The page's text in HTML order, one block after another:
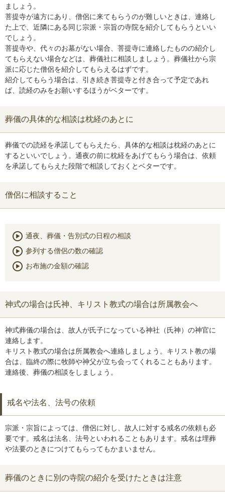
ましょう。
菩提寺が遠方にあり、僧侶に来てもらうのが難しいときは、連絡し
た上で、近隣にある同じ宗派・宗旨の寺院を紹介してもらうといい
でしょう。
菩提寺や、代々のお墓がない場合、菩提寺に連絡したものの紹介し
てもらえない場合などは、葬儀社に相談しましょう。葬儀社から宗
派に応じた僧侶を紹介してもらえるはずです。
紹介してもらう場合は、引き続き菩提寺と付き合って予定であれ
ば、読経のみをお願いするほうがベターです。
葬儀の具体的な相談は枕経のあとに
葬儀での読経を承諾してもらえたら、具体的な相談は枕経のあとに
するといいでしょう。通夜の前に枕経をあげてもらう場合は、依頼
を承諾してもらえた段階で相談しておくとベターです。
僧侶に相談すること
通夜、葬儀・告別式の日程の相談
参列する僧侶の数の確認
お布施の金額の確認
神式の場合は氏神、キリスト教式の場合は所属教会へ
神式葬儀の場合は、故人が氏子になっている神社（氏神）の神官に
連絡します。
キリスト教式の場合は所属教会へ連絡しましょう。キリスト教の場
合は、臨終の際に牧師や神父が立ち会ってくれることもあります。
連絡後、葬儀の相談をしましょう。
戒名や法名、法号の依頼
宗派・宗旨によっては、僧侶に対し、故人に対する戒名の依頼も必
要です。戒名は法名、法号といわれることもあります。戒名は埋葬
や法要のときにつけてもらってもかまいません。
葬儀のときに別の寺院の紹介を受けたときは注意